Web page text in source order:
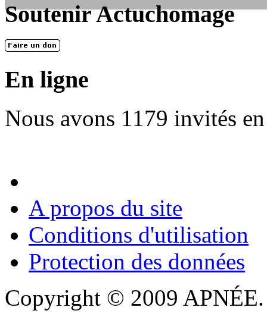
En 2004, une dizaine de personnes contribuèrent au lancement de
Soutenir Actuchomage
En ligne
Nous avons 1179 invités
A propos du site
Conditions d'utilisation
Protection des données
Copyright © 2009 APNÉE.